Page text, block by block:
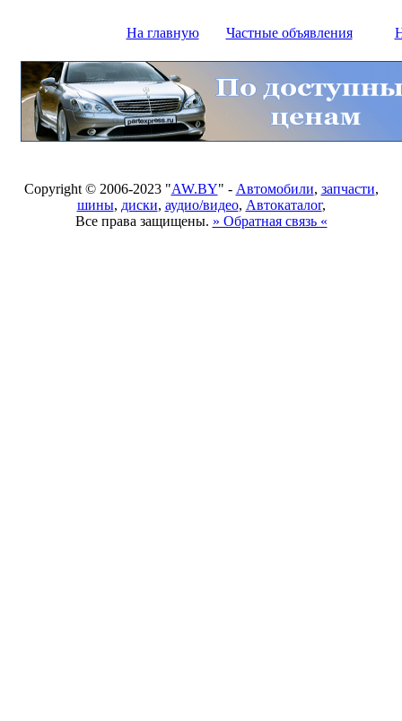
На главную Частные объявления
Copyright © 2006-2023 "AW.BY" - Автомобили, запчасти,
шины, диски, аудио/видео, Автокаталог,
Все права защищены. » Обратная связь «